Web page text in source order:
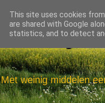
Eenvoudig
Met weinig middelen
This site uses cookies
are shared with Google
statistics, and to detect